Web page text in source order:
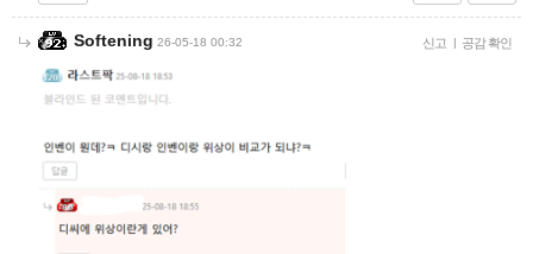
Softening 26-05-18 00:32 신고 | 공감 확인